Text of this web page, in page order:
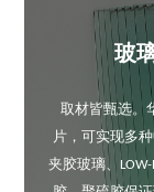
玻
取材皆甄选。
片，可实现多
夹胶玻璃、